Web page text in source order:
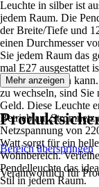
Leuchte in silber ist
jedem Raum. Die
der Breite/Tiefe und
einen Durchmesser
Sie jedem Raum das
mal E27 ausgestattet
bestückt werden
zu wechseln, sind Sie
Geld. Diese Leuchte
Betrieb am
Netzspannung von
Watt sorgt für ein
Wohnbereich.
Pendelleuchte das
Stil in jedem Raum.
Mehr anzeigen
Bereich überspringen
Verantwortlich für